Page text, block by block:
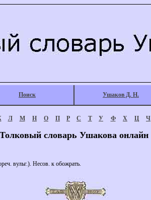
Поиск Ушаков Д. Н.
Л М Н О П Р С Т У Ф Х Ц Ч
Толковый словарь Ушакова онлайн
вульг.). Несов. к обожрать.